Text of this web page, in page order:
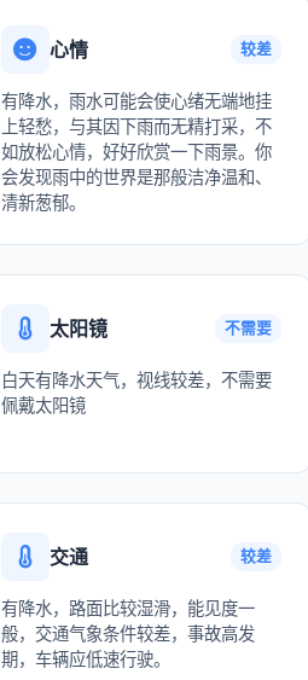
心情 较差
有降水，雨水可能会使心绪无端地挂
上轻愁，与其因下雨而无精打采，不
如放松心情，好好欣赏一下雨景。你
会发现雨中的世界是那般洁净温和、
清新葱郁。
太阳镜 不需要
白天有降水天气，视线较差，不需要
佩戴太阳镜
交通 较差
有降水，路面比较湿滑，能见度一
般，交通气象条件较差，事故高发
期，车辆应低速行驶。